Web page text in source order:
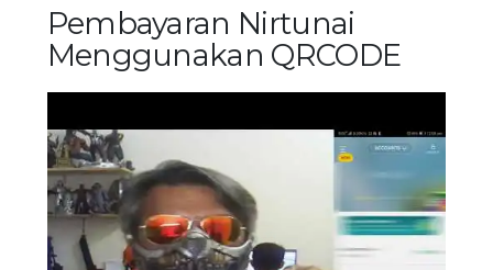
Pembayaran Nirtunai
Menggunakan QRCODE